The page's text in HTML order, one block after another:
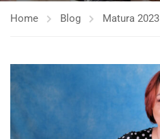
Home Blog Matura 2023